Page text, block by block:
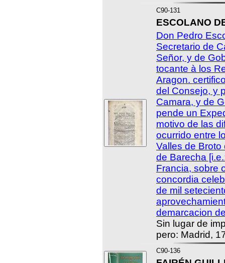
C90-131
ESCOLANO
Don Pedro
Secretario de
Señor, y de
tocante à los
Aragon.
del Consejo, y
Camara, y de
pende un
motivo de las
ocurrido entre
Valles de Broto
de Barecha
Francia, sobre
concordia
de mil
demarcacion
Sin lugar de
pero: Madrid,
C90-136